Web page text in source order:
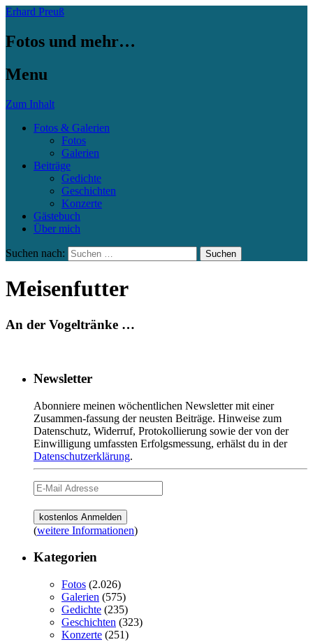
Erhard Preuß
Fotos und mehr…
Menu
Zum Inhalt
Fotos & Galerien
Fotos
Galerien
Beiträge
Gedichte
Geschichten
Konzerte
Gästebuch
Über mich
Suchen nach:
Meisenfutter
An der Vogeltränke …
Newsletter
Abonniere meinen wöchentlichen Newsletter mit einer
Zusammen-fassung der neusten Beiträge. Hinweise zum
Datenschutz, Widerruf, Protokollierung sowie der von der
Einwilligung umfassten Erfolgsmessung, erhälst du in der
Datenschutzerklärung.
(weitere Informationen)
Kategorien
Fotos (2.026)
Galerien (575)
Gedichte (235)
Geschichten (323)
Konzerte (251)